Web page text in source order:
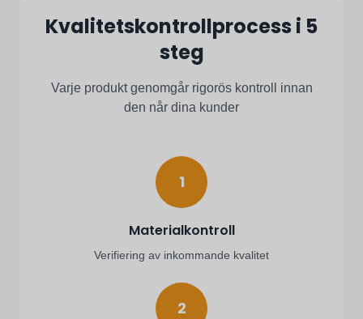
Kvalitetskontrollprocess i 5
steg
Varje produkt genomgår rigorös kontroll innan
den når dina kunder
1
Materialkontroll
Verifiering av inkommande kvalitet
2